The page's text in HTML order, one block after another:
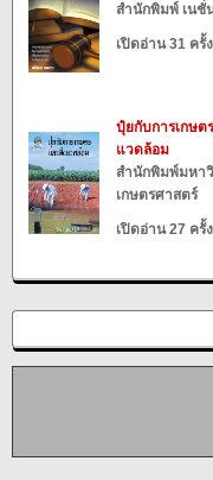
สำนักพิมพ์ เนชั่
เปิดอ่าน 31 ครั้ง
ปุ๋ยกับการเกษต
แวดล้อม
สำนักพิมพ์มหา
เกษตรศาสตร์
เปิดอ่าน 27 ครั้ง